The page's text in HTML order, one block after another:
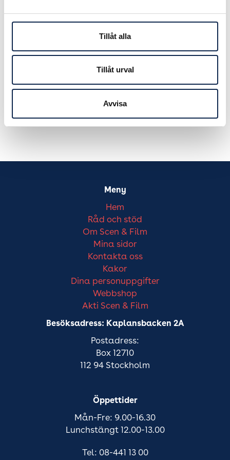
Tillåt alla
Tillåt urval
Avvisa
Meny
Hem
Råd och stöd
Om Scen & Film
Mina sidor
Kontakta oss
Kakor
Dina personuppgifter
Webbshop
Akti Scen & Film
Besöksadress: Kaplansbacken 2A
Postadress:
Box 12710
112 94 Stockholm
Öppettider
Mån-Fre: 9.00-16.30
Lunchstängt 12.00-13.00
Tel: 08-441 13 00